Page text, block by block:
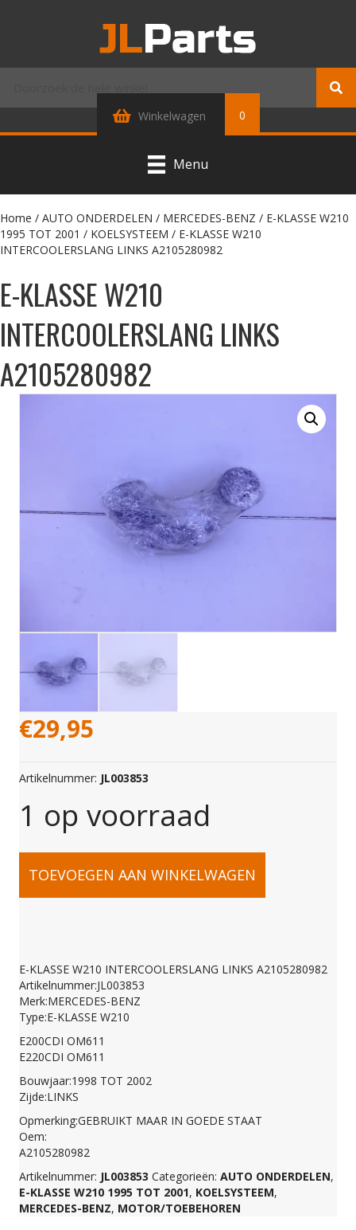
Winkelwagen 0
Menu
Home / AUTO ONDERDELEN / MERCEDES-BENZ / E-KLASSE W210
1995 TOT 2001 / KOELSYSTEEM / E-KLASSE W210
INTERCOOLERSLANG LINKS A2105280982
E-KLASSE W210
INTERCOOLERSLANG LINKS
A2105280982
€29,95
Artikelnummer: JL003853
1 op voorraad
E-
W210
INTERCOOLERSLANG
LINKS
A2105280982
aantal
TOEVOEGEN AAN WINKELWAGEN
E-KLASSE W210 INTERCOOLERSLANG LINKS A2105280982
Artikelnummer:JL003853
Merk:MERCEDES-BENZ
Type:E-KLASSE W210
E200CDI OM611
E220CDI OM611
Bouwjaar:1998 TOT 2002
Zijde:LINKS
Opmerking:GEBRUIKT MAAR IN GOEDE STAAT
Oem:
A2105280982
Artikelnummer: JL003853 Categorieën: AUTO ONDERDELEN,
E-KLASSE W210 1995 TOT 2001, KOELSYSTEEM,
MERCEDES-BENZ, MOTOR/TOEBEHOREN